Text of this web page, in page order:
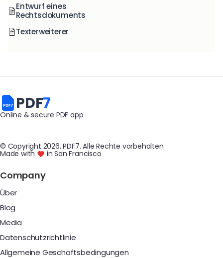
Entwurf eines
Rechtsdokuments
Texterweiterer
PDF7
Online & secure PDF app
© Copyright 2026, PDF7.Alle Rechte vorbehalten
Made with in San Francisco
Company
Über
Blog
Media
Datenschutzrichtlinie
Allgemeine Geschäftsbedingungen